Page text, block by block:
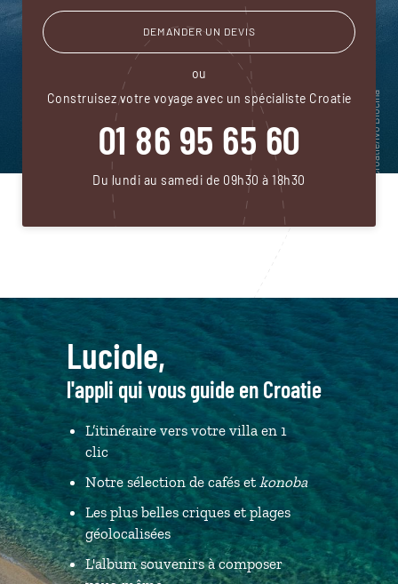
DEMANDER UN DEVIS
ou
Construisez votre voyage avec un spécialiste Croatie
01 86 95 65 60
Du lundi au samedi de 09h30 à 18h30
Luciole,
l'appli qui vous guide en Croatie
L’itinéraire vers votre villa en 1
clic
Notre sélection de cafés et konoba
Les plus belles criques et plages
géolocalisées
L'album souvenirs à composer